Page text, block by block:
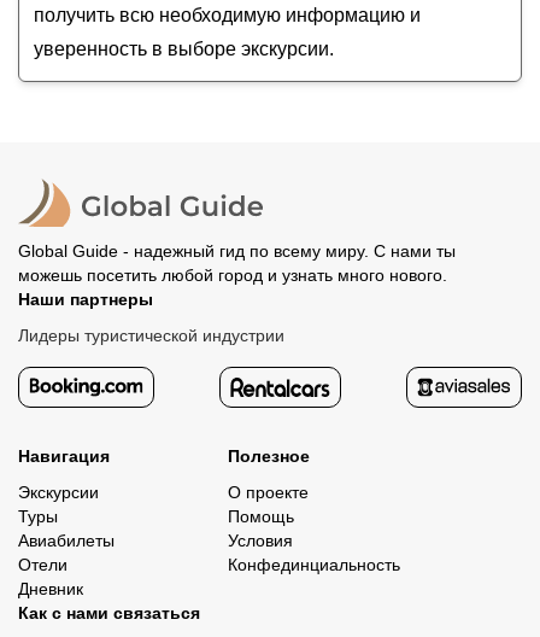
получить всю необходимую информацию и
уверенность в выборе экскурсии.
Global Guide - надежный гид по всему миру. С нами ты
можешь посетить любой город и узнать много нового.
Наши партнеры
Лидеры туристической индустрии
Навигация
Экскурсии
Туры
Авиабилеты
Отели
Дневник
Полезное
О проекте
Помощь
Условия
Конфединциальность
Как с нами связаться